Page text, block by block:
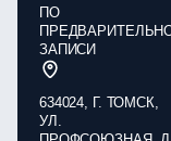
ПО
ЗАПИСИ
634024, Г. ТОМСК,
УЛ.